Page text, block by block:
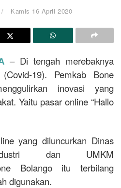
Kamis 16 April 2020
– Di tengah merebaknya
19). Pemkab Bone
inovasi yang
Yaitu pasar online “Hallo
yang diluncurkan Dinas
dan UMKM
Bolango itu terbilang
digunakan.